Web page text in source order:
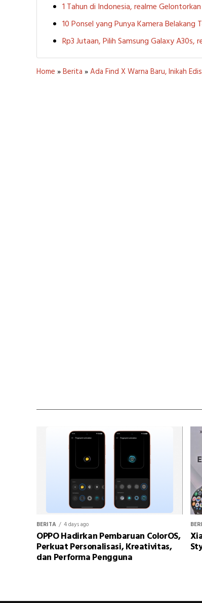
1 Tahun di Indonesia, realme
10 Ponsel yang Punya Kamera Belakang
Rp3 Jutaan, Pilih Samsung Galaxy
Home »Berita »Ada Find X Warna Baru, Inikah
BERITA 4 days ago
OPPO Hadirkan Pembaruan ColorOS,
Perkuat Personalisasi, Kreativitas,
dan Performa Pengguna